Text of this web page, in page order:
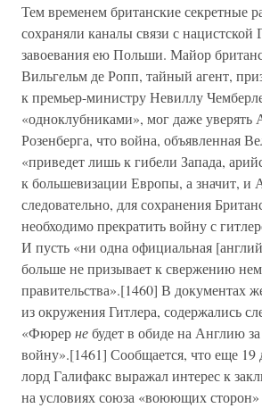
Тем временем британские секретные
сохраняли каналы связи с нацистской
завоевания ею Польши. Майор
Вильгельм де Ропп, тайный агент,
к премьер-министру Невиллу
«одноклубниками», мог даже уверять
Розенберга, что война, объявленная
«приведет лишь к гибели Запада,
к большевизации Европы, а значит, и
следовательно, для сохранения
необходимо прекратить войну с
И пусть «ни одна официальная
больше не призывает к свержению
правительства».[1460] В документах
из окружения Гитлера, содержались
«Фюрернебудет в обиде на Англию
войну».[1461] Сообщается, что еще 19
лорд Галифакс выражал интерес к
на условиях союза «воюющих сторон»